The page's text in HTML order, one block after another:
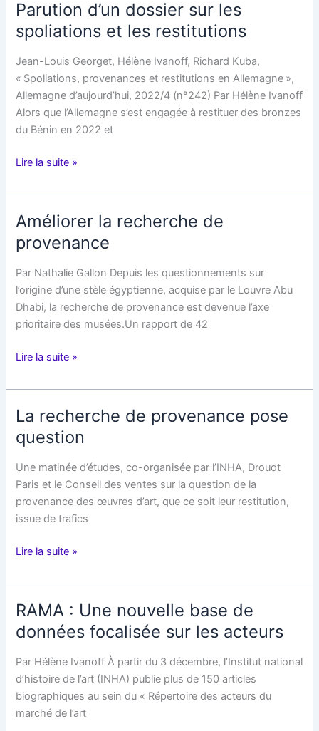
au
Metropolitan
Art,
Parution d’un dossier sur les
spoliations et les restitutions
Jean-Louis Georget, Hélène Ivanoff, Richard Kuba,
« Spoliations, provenances et restitutions en Allemagne »,
Allemagne d’aujourd’hui, 2022/4 (n°242) Par Hélène Ivanoff
Alors que l’Allemagne s’est engagée à restituer des bronzes
du Bénin en 2022 et
Parution
dossier
sur
les
spoliations
restitutions
Lire la suite »
Améliorer la recherche de
provenance
Par Nathalie Gallon Depuis les questionnements sur
l’origine d’une stèle égyptienne, acquise par le Louvre Abu
Dhabi, la recherche de provenance est devenue l’axe
prioritaire des musées.Un rapport de 42
Améliorer
recherche
de
provenance
Lire la suite »
La recherche de provenance pose
question
Une matinée d’études, co-organisée par l’INHA, Drouot
Paris et le Conseil des ventes sur la question de la
provenance des œuvres d’art, que ce soit leur restitution,
issue de trafics
La
de
provenance
pose
question
Lire la suite »
RAMA : Une nouvelle base de
données focalisée sur les acteurs
Par Hélène Ivanoff À partir du 3 décembre, l’Institut national
d’histoire de l’art (INHA) publie plus de 150 articles
biographiques au sein du « Répertoire des acteurs du
marché de l’art